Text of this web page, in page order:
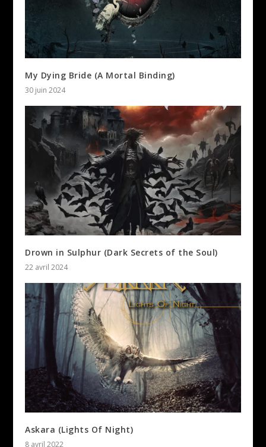
My Dying Bride (A Mortal Binding)
30 juin 2024
Drown in Sulphur (Dark Secrets of the Soul)
22 avril 2024
Askara (Lights Of Night)
8 avril 2022